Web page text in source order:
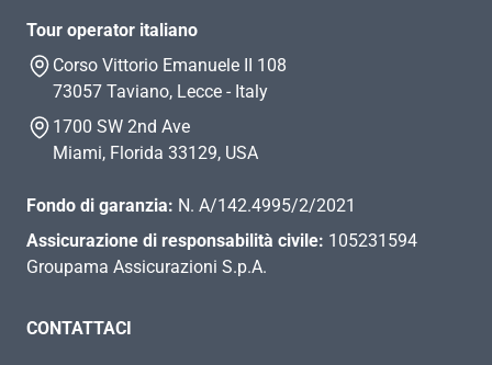
Tour operator italiano
Corso Vittorio Emanuele II 108
73057 Taviano, Lecce - Italy
1700 SW 2nd Ave
Miami, Florida 33129, USA
Fondo di garanzia: N. A/142.4995/2/2021
Assicurazione di responsabilità civile: 105231594
Groupama Assicurazioni S.p.A.
CONTATTACI